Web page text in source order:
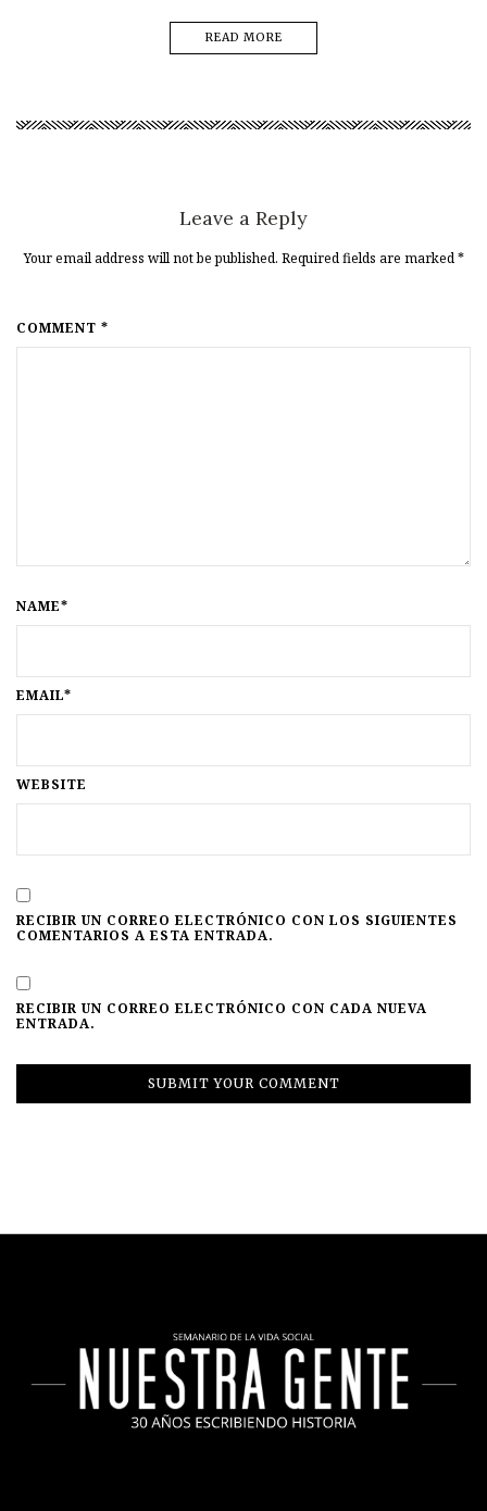
READ MORE
Leave a Reply
Your email address will not be published. Required fields are marked*
COMMENT *
NAME*
EMAIL*
WEBSITE
RECIBIR UN CORREO ELECTRÓNICO CON LOS SIGUIENTES
COMENTARIOS A ESTA ENTRADA.
RECIBIR UN CORREO ELECTRÓNICO CON CADA NUEVA
ENTRADA.